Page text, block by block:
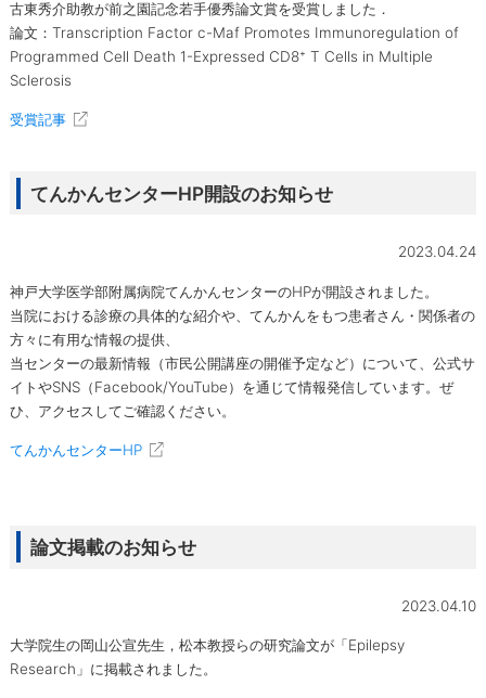
古東秀介助教が前之園記念若手優秀論文賞を受賞しました．
論文：Transcription Factor c-Maf Promotes Immunoregulation of
Programmed Cell Death 1-Expressed CD8⁺ T Cells in Multiple
Sclerosis
受賞記事
てんかんセンターHP開設のお知らせ
2023.04.24
神戸大学医学部附属病院てんかんセンターのHPが開設されました。
当院における診療の具体的な紹介や、てんかんをもつ患者さん・関係者の
方々に有用な情報の提供、
当センターの最新情報（市民公開講座の開催予定など）について、公式サ
イトやSNS（Facebook/YouTube）を通じて情報発信しています。ぜ
ひ、アクセスしてご確認ください。
てんかんセンターHP
論文掲載のお知らせ
2023.04.10
大学院生の岡山公宣先生，松本教授らの研究論文が「Epilepsy
Research」に掲載されました。